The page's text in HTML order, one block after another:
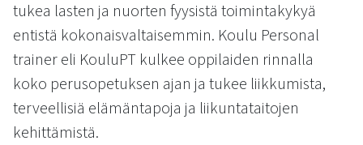
tukea lasten ja nuorten fyysistä toimintakykyä
entistä kokonaisvaltaisemmin. Koulu Personal
trainer eli KouluPT kulkee oppilaiden rinnalla
koko perusopetuksen ajan ja tukee liikkumista,
terveellisiä elämäntapoja ja liikuntataitojen
kehittämistä.